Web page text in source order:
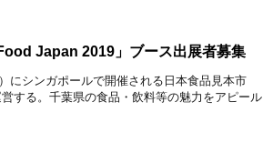
Japan 2019」ブース出展者募集
にシンガポールで開催される日本食品見本市
する。千葉県の食品・飲料等の魅力をアピール